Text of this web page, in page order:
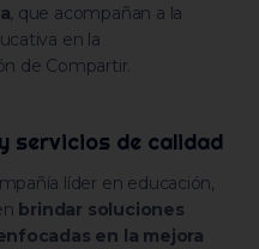
, que acompañan a la
en la
de Compartir.
servicios de calidad
líder en educación,
brindar soluciones
en la mejora